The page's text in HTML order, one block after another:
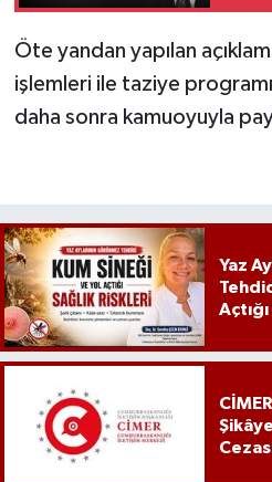
Öte yandan yapılan
işlemleri ile taziye
daha sonra kamuoyuyla
Yaz